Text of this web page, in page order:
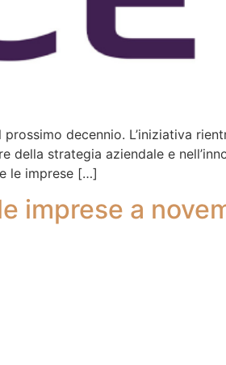
decennio. L’iniziativa
della strategia aziendale e
le imprese […]
imprese a